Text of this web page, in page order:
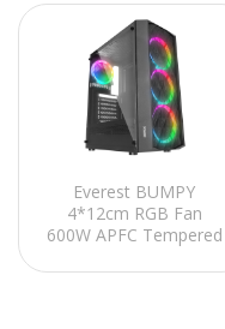
Everest BUMPY
4*12cm RGB Fan
600W APFC Tempered
Gaming Oyuncu Kasası